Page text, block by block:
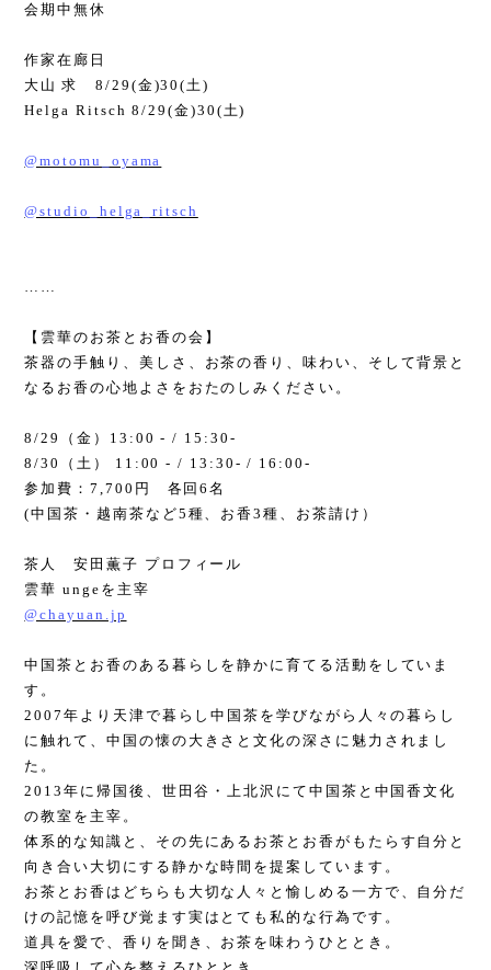
会期中無休
作家在廊日
大山 求 8/29(金)30(土)
Helga Ritsch 8/29(金)30(土)
@motomu_oyama
@studio_helga_ritsch
……
【雲華のお茶とお香の会】
茶器の手触り、美しさ、お茶の香り、味わい、そして背景と
なるお香の心地よさをおたのしみください。
8/29 （金） 13:00 - / 15:30-
8/30
（土）
11:00 - / 13:30- / 16:00-
参加費：7,700 円 各回6名
(中国茶・越南茶など5 種、お香3種、お茶請け）
茶人 安田薫子 プロフィール
雲華 unge を主宰
@chayuan.jp
中国茶とお香のある暮らしを静かに育てる活動をしていま
す。
2007年より天津で暮らし中国茶を学びながら人々の暮らし
に触れて、中国の懐の大きさと文化の深さに魅力されまし
た。
2013年に帰国後、世田谷・上北沢にて中国茶と中国香文化
の教室を主宰。
体系的な知識と、その先にあるお茶とお香がもたらす自分と
向き合い大切にする静かな時間を提案しています。
お茶とお香はどちらも大切な人々と愉しめる一方で、自分だ
けの記憶を呼び覚ます実はとても私的な行為です。
道具を愛で、香りを聞き、お茶を味わうひととき。